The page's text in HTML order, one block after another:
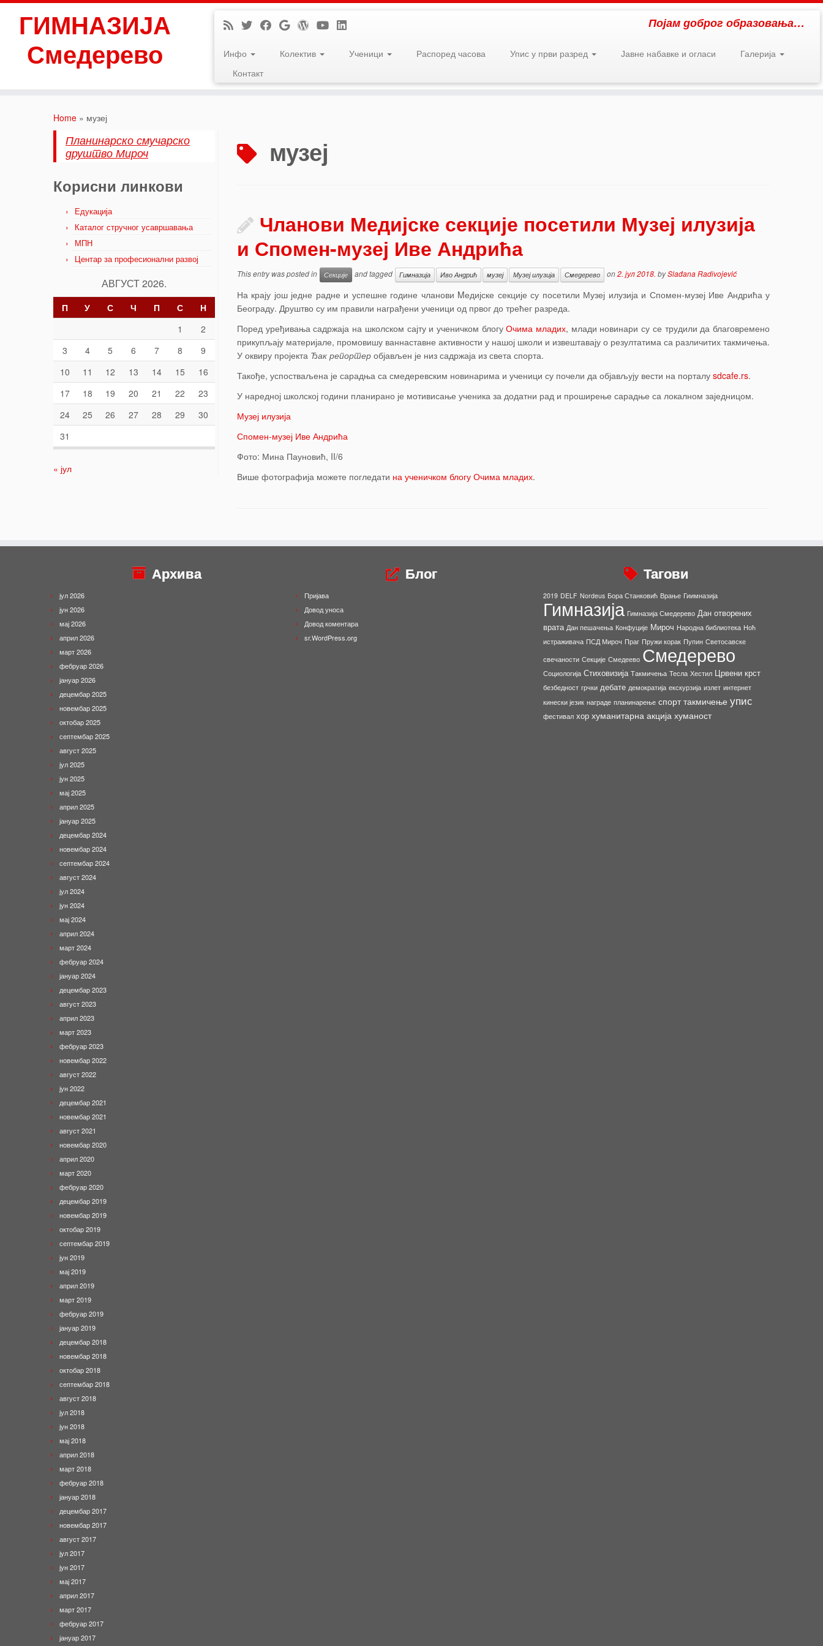
ГИМНАЗИЈА
Смедерево
Појам доброг образовања…
Инфо Колектив Ученици Распоред часова Упис у први разред Јавне набавке и огласи
Галерија
Контакт
Home » музеј
Планинарско смучарско
друштво Мироч
Корисни линкови
Едукација
Каталог стручног усавршавања
МПН
Центар за професионални развој
АВГУСТ 2026.
П У С Ч П С
Н
1
2
3
4 5 6 7 8
9
10
11 12 13 14 15
16
17
18 19 20 21 22
23
24
25 26 27 28 29
30
31
« јул
музеј
Чланови Медијске секције посетили Музеј илузија
и Спомен-музеј Иве Андрића
This entry was posted in Секције and tagged Гимназија Иво Андрић музеј Музеј илузија Смедерево on2. јул 2018. bySlađana Radivojević
На крају још једне радне и успешне године чланови Mедијске секције су посетили Музеј илузија и Спомен-музеј Иве Андрића у
Београду. Друштво су им правили награђени ученици од првог до трећег разреда.
Поред уређивања садржаја на школском сајту и ученичком блогуОчима младих, млади новинари су се трудили да благовремено
прикупљају материјале, промовишу ваннаставне активности у нашој школи и извештавају о резултатима са различитих такмичења.
У оквиру пројекта Ђак репортер објављен је низ садржаја из света спорта.
Такође, успостваљена је сарадња са смедеревским новинарима и ученици су почели да објављују вести на порталу sdcafe.rs.
У наредној школској години планирано је мотивисање ученика за додатни рад и проширење сарадње са локалном заједницом.
Музеј илузија
Спомен-музеј Иве Андрића
Фото: Мина Пауновић, II/6
Више фотографија можете погледати на ученичком блогу Очима младих.
Архива
јул 2026
јун 2026
мај 2026
април 2026
март 2026
фебруар 2026
јануар 2026
децембар 2025
новембар 2025
октобар 2025
септембар 2025
август 2025
јул 2025
јун 2025
мај 2025
април 2025
јануар 2025
децембар 2024
новембар 2024
септембар 2024
август 2024
јул 2024
јун 2024
мај 2024
април 2024
март 2024
фебруар 2024
јануар 2024
децембар 2023
август 2023
април 2023
март 2023
фебруар 2023
новембар 2022
август 2022
јун 2022
децембар 2021
новембар 2021
август 2021
новембар 2020
април 2020
март 2020
фебруар 2020
децембар 2019
новембар 2019
октобар 2019
септембар 2019
јун 2019
мај 2019
април 2019
март 2019
фебруар 2019
јануар 2019
децембар 2018
новембар 2018
октобар 2018
септембар 2018
август 2018
јул 2018
јун 2018
мај 2018
април 2018
март 2018
фебруар 2018
јануар 2018
децембар 2017
новембар 2017
август 2017
јул 2017
јун 2017
мај 2017
април 2017
март 2017
фебруар 2017
јануар 2017
Блог
Пријава
Довод уноса
Довод коментара
sr.WordPress.org
Тагови
2019 DELF Nordeus Бора Станковић Врање Гиимназија
Гимназија Гимназија Смедерево Дан отворених
врата Дан пешачења Конфуције Мироч Народна библиотека Ноћ
истраживача ПСД Мироч Праг Пружи корак Пупин Светосавске
свечаности Секције Смедеево Смедерево
Социологија Стиховизија Такмичења Тесла Хестил Црвени крст
безбедност грчки дебате демократија екскурзија излет интернет
кинески језик награде планинарење спорт такмичење упис
фестивал хор хуманитарна акција хуманост